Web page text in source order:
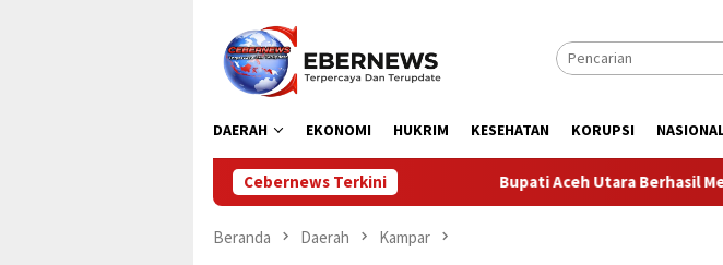
konten
DAERAH EKONOMI HUKRIM KESEHATAN KORUPSI
Cebernews Terkini
Bupati Aceh Utara Berhasil Mediasi Konflik PTPN
Beranda Daerah Kampar